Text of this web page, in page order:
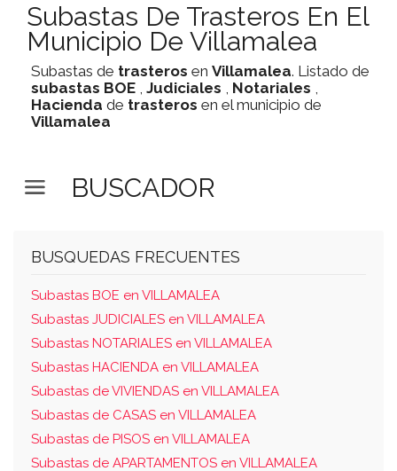
Subastas De Trasteros En El
Municipio De Villamalea
Subastas de trasteros en Villamalea. Listado de
subastas BOE , Judiciales , Notariales ,
Hacienda de trasteros en el municipio de
Villamalea
BUSCADOR
BUSQUEDAS FRECUENTES
Subastas BOE en VILLAMALEA
Subastas JUDICIALES en VILLAMALEA
Subastas NOTARIALES en VILLAMALEA
Subastas HACIENDA en VILLAMALEA
Subastas de VIVIENDAS en VILLAMALEA
Subastas de CASAS en VILLAMALEA
Subastas de PISOS en VILLAMALEA
Subastas de APARTAMENTOS en VILLAMALEA